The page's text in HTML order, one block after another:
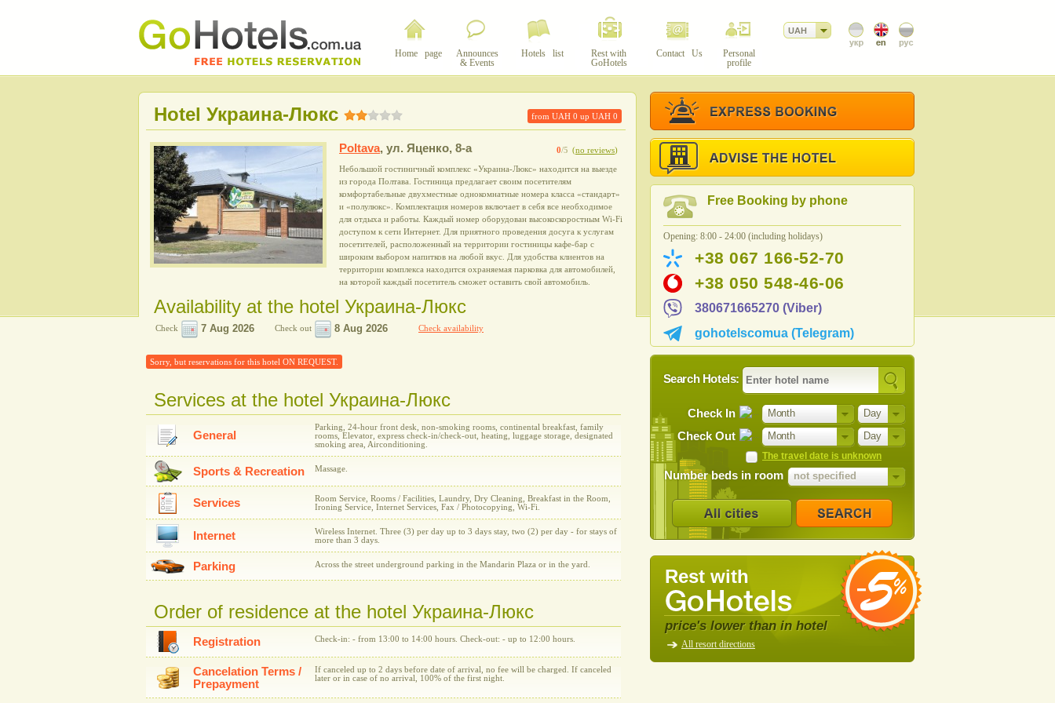
Home page
Announces
& Events
Hotels list
Rest with
GoHotels
Contact Us
Personal
profile
UAH
from UAH0 up UAH0
Hotel Украина-Люкс
0/5 (no reviews)
Poltava, ул. Яценко, 8-а
Небольшой гостиничный комплекс «Украина-Люкс» находится на выезде
из города Полтава. Гостиница предлагает своим посетителям
комфортабельные двухместные однокомнатные номера класса «стандарт»
и «полулюкс». Комплектация номеров включает в себя все необходимое
для отдыха и работы. Каждый номер оборудован высокоскоростным Wi-Fi
доступом к сети Интернет. Для приятного проведения досуга к услугам
посетителей, расположенный на территории гостиницы кафе-бар с
широким выбором напитков на любой вкус. Для удобства клиентов на
территории комплекса находится охраняемая парковка для автомобилей,
на которой каждый посетитель сможет оставить свой автомобиль.
Availability at the hotel Украина-Люкс
Check Check out Check availability
Sorry, but reservations for this hotel ON REQUEST.
Services at the hotel Украина-Люкс
General
Parking, 24-hour front desk, non-smoking rooms, continental breakfast, family
rooms, Elevator, express check-in/check-out, heating, luggage storage, designated
smoking area, Airconditioning.
Sports & Recreation Massage.
Services
Room Service, Rooms / Facilities, Laundry, Dry Cleaning, Breakfast in the Room,
Ironing Service, Internet Services, Fax / Photocopying, Wi-Fi.
Internet
Wireless Internet. Three (3) per day up to 3 days stay, two (2) per day - for stays of
more than 3 days.
Parking Across the street underground parking in the Mandarin Plaza or in the yard.
Order of residence at the hotel Украина-Люкс
Registration Check-in: - from 13:00 to 14:00 hours. Check-out: - up to 12:00 hours.
Cancelation Terms /
Prepayment
If canceled up to 2 days before date of arrival, no fee will be charged. If canceled
later or in case of no arrival, 100% of the first night.
Free Booking by phone
Opening: 8:00 - 24:00 (including holidays)
+38 067 166-52-70
+38 050 548-46-06
380671665270 (Viber)
gohotelscomua (Telegram)
Search Hotels:
Month Day
Check In
Month Day
Check Out
The travel date is unknown
Number beds in room not specified
Rest with
price's lower than in hotel
All resort directions